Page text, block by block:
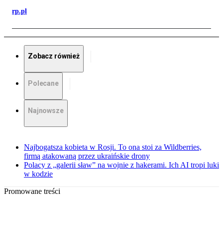
rp.pl
Zobacz również
Polecane
Najnowsze
Najbogatsza kobieta w Rosji. To ona stoi za Wildberries,
firmą atakowaną przez ukraińskie drony
Polacy z „galerii sław” na wojnie z hakerami. Ich AI tropi luki
w kodzie
Promowane treści